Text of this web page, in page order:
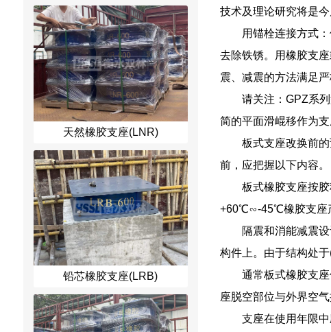
天然橡胶支座(LNR)
铅芯橡胶支座(LRB)
技术及理论研究将是
用锚栓连接方式
去除铁锈。用橡胶支
震、减震的方法满足
请关注：GPZ系
简的平面滑崐移作为
板式支座改换前
前，应把握以下内容。
板式橡胶支座按
+60℃∽-45℃橡胶支座
隔震和消能减震
构件上。由于结构处
通常板式橡胶支
座脱空部位与外界空
支座在使用年限